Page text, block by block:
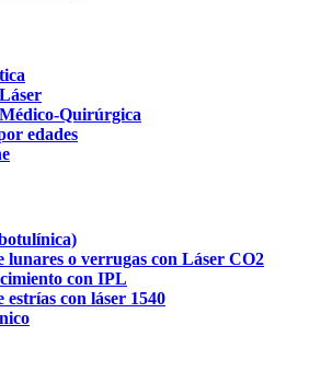
Quirúrgica
edades
lunares o verrugas con Láser CO2
con IPL
con láser 1540